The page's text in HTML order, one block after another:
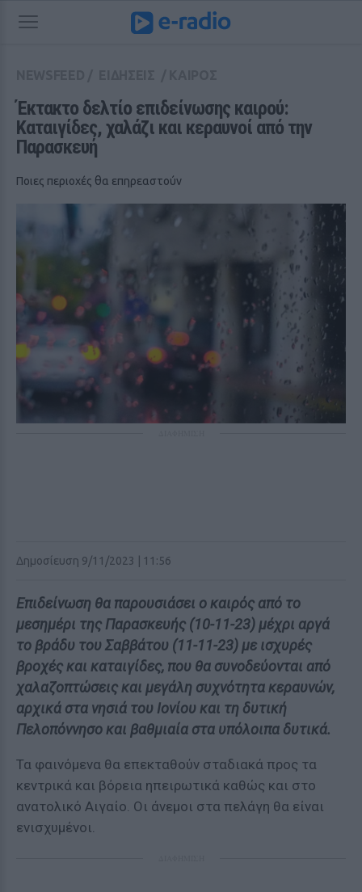
Έκτακτο δελτίο επιδείνωσης καιρού:
Καταιγίδες, χαλάζι και κεραυνοί από την
Παρασκευή
Ποιες περιοχές θα επηρεαστούν
Δημοσίευση 9/11/2023 | 11:56
Επιδείνωση θα παρουσιάσει ο καιρός από το
μεσημέρι της Παρασκευής (10-11-23) μέχρι αργά
το βράδυ του Σαββάτου (11-11-23) με ισχυρές
βροχές και καταιγίδες, που θα συνοδεύονται από
χαλαζοπτώσεις και μεγάλη συχνότητα κεραυνών,
αρχικά στα νησιά του Ιονίου και τη δυτική
Πελοπόννησο και βαθμιαία στα υπόλοιπα δυτικά.
Τα φαινόμενα θα επεκταθούν σταδιακά προς τα
κεντρικά και βόρεια ηπειρωτικά καθώς και στο
ανατολικό Αιγαίο. Οι άνεμοι στα πελάγη θα είναι
ενισχυμένοι.